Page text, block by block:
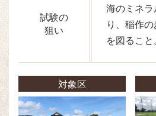
試験の
狙い
海のミネ
り、稲作
を図ること。
対象区